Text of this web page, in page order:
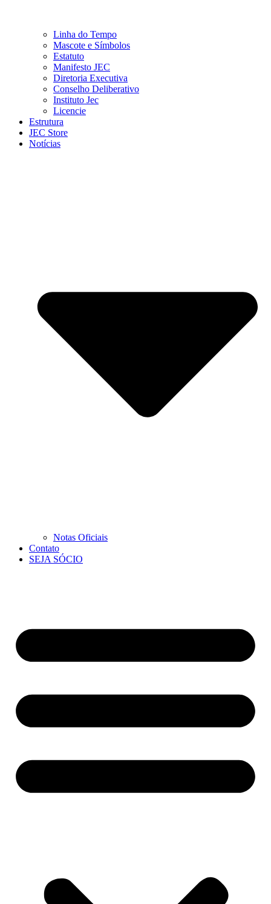
Linha do Tempo
Mascote e Símbolos
Estatuto
Manifesto JEC
Diretoria Executiva
Conselho Deliberativo
Instituto Jec
Licencie
Estrutura
JEC Store
Notícias
Notas Oficiais
Contato
SEJA SÓCIO